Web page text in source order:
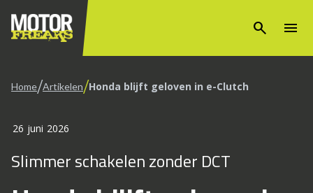
search menu
Home/Artikelen/Honda blijft geloven in e-Clutch
26 juni 2026
Slimmer schakelen zonder DCT